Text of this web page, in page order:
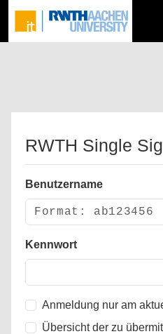
RWTH Single
Benutzername
Kennwort
Anmeldung nur am
Übersicht der zu